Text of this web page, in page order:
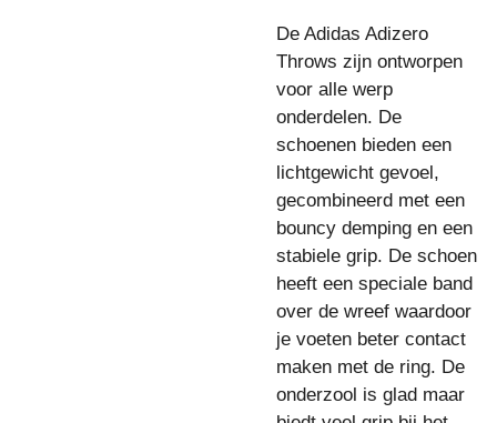
De Adidas Adizero
Throws zijn ontworpen
voor alle werp
onderdelen. De
schoenen bieden een
lichtgewicht gevoel,
gecombineerd met een
bouncy demping en een
stabiele grip. De schoen
heeft een speciale band
over de wreef waardoor
je voeten beter contact
maken met de ring. De
onderzool is glad maar